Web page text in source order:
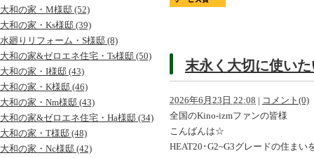
末永く大切に使い
2026年6月23日 22:08 | コメント(0)
全国のKino-izmファンの皆様
こんばんは☆
HEAT20･G2~G3グレードの住ま
大和の家・M様邸 (52)
大和の家・Ks様邸 (39)
水廻りリフォーム・S様邸 (8)
大和の家&ゼロエネ住宅・Ts様邸 (50)
大和の家・I様邸 (43)
大和の家・K様邸 (46)
大和の家・Nm様邸 (43)
大和の家&ゼロエネ住宅・Ha様邸 (34)
大和の家・T様邸 (48)
大和の家・Nc様邸 (42)